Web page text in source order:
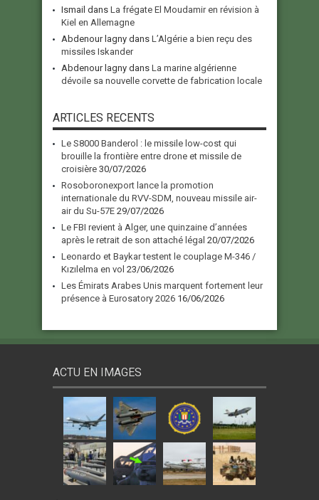
Ismail dans La frégate El Moudamir en révision à
Kiel en Allemagne
Abdenour lagny dans L’Algérie a bien reçu des
missiles Iskander
Abdenour lagny dans La marine algérienne
dévoile sa nouvelle corvette de fabrication locale
ARTICLES RECENTS
Le S8000 Banderol : le missile low-cost qui
brouille la frontière entre drone et missile de
croisière 30/07/2026
Rosoboronexport lance la promotion
internationale du RVV-SDM, nouveau missile air-
air du Su-57E 29/07/2026
Le FBI revient à Alger, une quinzaine d’années
après le retrait de son attaché légal 20/07/2026
Leonardo et Baykar testent le couplage M-346 /
Kızılelma en vol 23/06/2026
Les Émirats Arabes Unis marquent fortement leur
présence à Eurosatory 2026 16/06/2026
ACTU EN IMAGES